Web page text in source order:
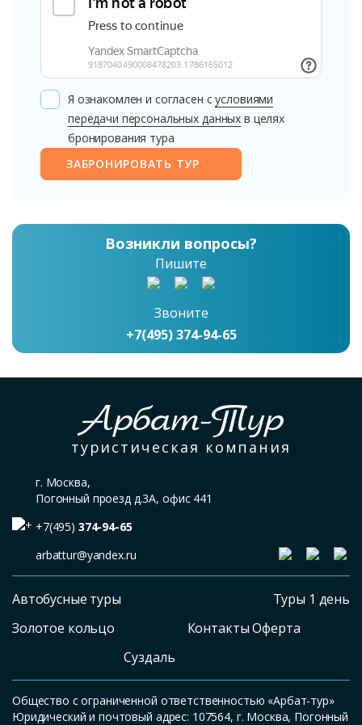
Я ознакомлен и согласен сусловиями
передачи персональных данных в целях
бронирования тура
ЗАБРОНИРОВАТЬ ТУР
Возникли вопросы?
Пишите
Звоните
+7(495) 374-94-65
Арбат-Тур
туристическая компания
г. Москва,
Погонный проезд д.3А, офис 441
+7(495) 374-94-65
arbattur@yandex.ru
Автобусные туры
Золотое кольцо
Суздаль
Туры 1 день
Контакты Оферта
Общество с ограниченной ответственностью «Арбат-тур»
Юридический и почтовый адрес: 107564, г. Москва, Погонный